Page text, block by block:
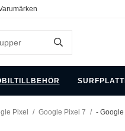
Pixel / Google Pixel 7 / -